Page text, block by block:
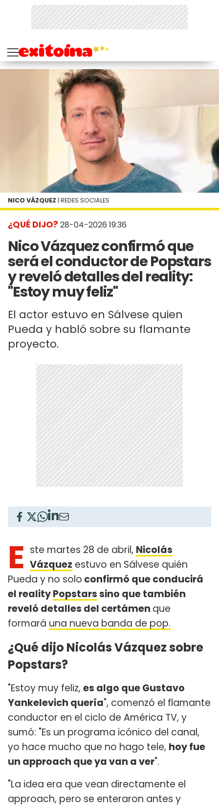
¿QUÉ DIJO? 28-04-2026 19:36
Nico Vázquez confirmó que
será el conductor de Popstars
y reveló detalles del reality:
"Estoy muy feliz"
El actor estuvo en Sálvese quien
Pueda y habló sobre su flamante
proyecto.
NICO VÁZQUEZ | REDES SOCIALES
E ste martes 28 de abril, Nicolás
Vázquez estuvo en Sálvese quién
Pueda y no solo confirmó que conducirá
el realityPopstarssino que también
reveló detalles del certámen que
formará una nueva banda de pop.
¿Qué dijo Nicolás Vázquez sobre
Popstars?
"Estoy muy feliz, es algo que Gustavo
Yankelevich quería", comenzó el flamante
conductor en el ciclo de América TV, y
sumó: "Es un programa icónico del canal,
yo hace mucho que no hago tele, hoy fue
un approach que ya van a ver".
"La idea era que vean directamente el
approach, pero se enteraron antes y